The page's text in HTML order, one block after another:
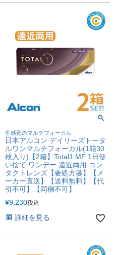
生感覚のマルチフォーカル
日本アルコン デイリーズトータ
ルワンマルチフォーカル(1箱30
枚入り)【2箱】Total1 MF 1日使
い捨て ワンデー 遠近両用 コン
タクトレンズ【要処方箋】【メ
ーカー直送】【送料無料】【代
引不可】【同梱不可】
¥9,230税込
詳細を見る